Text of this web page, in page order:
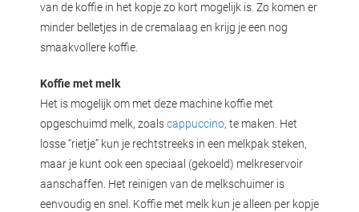
van de koffie in het kopje zo kort mogelijk is. Zo komen er
minder belletjes in de cremalaag en krijg je een nog
smaakvollere koffie.
Koffie met melk
Het is mogelijk om met deze machine koffie met
opgeschuimd melk, zoalscappuccino, te maken. Het
losse “rietje” kun je rechtstreeks in een melkpak steken,
maar je kunt ook een speciaal (gekoeld) melkreservoir
aanschaffen. Het reinigen van de melkschuimer is
eenvoudig en snel. Koffie met melk kun je alleen per kopje